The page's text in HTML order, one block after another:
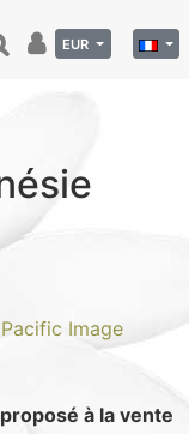
EUR
Pacific Image
à la vente